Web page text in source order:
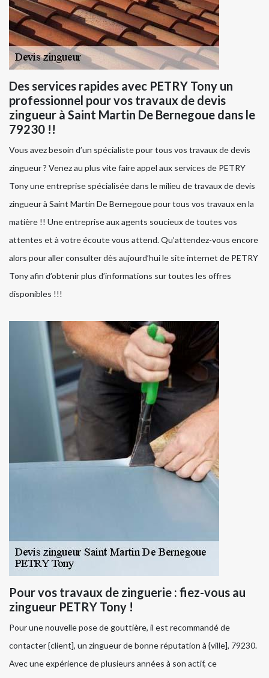
Des services rapides avec PETRY Tony un
professionnel pour vos travaux de devis
zingueur à Saint Martin De Bernegoue dans le
79230 !!
Vous avez besoin d’un spécialiste pour tous vos travaux de devis
zingueur ? Venez au plus vite faire appel aux services de PETRY
Tony une entreprise spécialisée dans le milieu de travaux de devis
zingueur à Saint Martin De Bernegoue pour tous vos travaux en la
matière !! Une entreprise aux agents soucieux de toutes vos
attentes et à votre écoute vous attend. Qu’attendez-vous encore
alors pour aller consulter dès aujourd’hui le site internet de PETRY
Tony afin d’obtenir plus d’informations sur toutes les offres
disponibles !!!
Pour vos travaux de zinguerie : fiez-vous au
zingueur PETRY Tony !
Pour une nouvelle pose de gouttière, il est recommandé de
contacter {client], un zingueur de bonne réputation à {ville], 79230.
Avec une expérience de plusieurs années à son actif, ce